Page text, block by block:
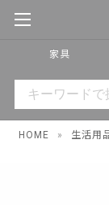
家具
HOME » 生活用